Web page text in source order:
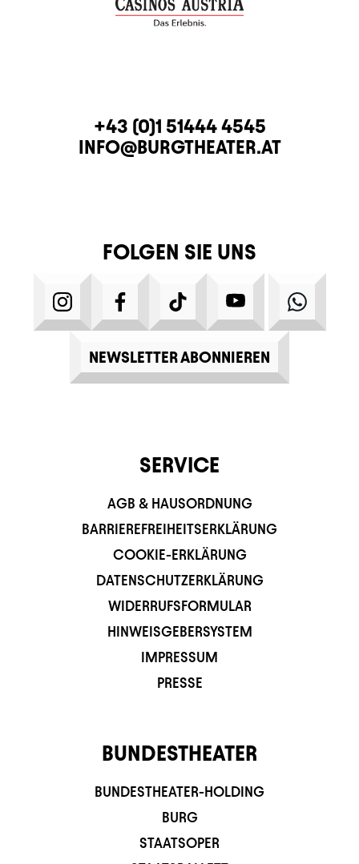
KONTAKTTELEFON
+43 (0)1 51444 4545
E-MAIL
INFO@BURGTHEATER.AT
FOLGEN SIE UNS
INSTAGRAMFACEBOOKTIKTOK YOUTUBE
NEWSLETTER ABONNIEREN
SERVICE
AGB & HAUSORDNUNG
BARRIEREFREIHEITSERKLÄRUNG
COOKIE-ERKLÄRUNG
DATENSCHUTZERKLÄRUNG
WIDERRUFSFORMULAR
HINWEISGEBERSYSTEM
IMPRESSUM
PRESSE
BUNDESTHEATER
BUNDESTHEATER-HOLDING
BURG
STAATSOPER